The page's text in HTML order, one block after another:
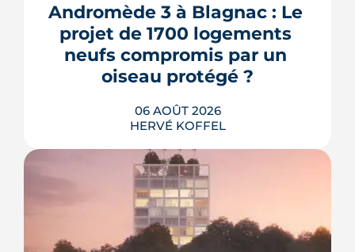
Andromède 3 à Blagnac : Le
projet de 1700 logements
neufs compromis par un
oiseau protégé ?
06 AOÛT 2026
HERVÉ KOFFEL
La troisième et dernière phase de
l'écoquartier Andromède doit livrer